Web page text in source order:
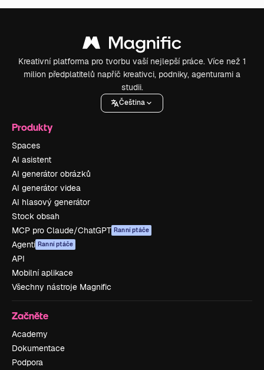
Kreativní platforma pro tvorbu vaší nejlepší práce. Více než 1
milion předplatitelů napříč kreativci, podniky, agenturami a
studii.
Čeština
Produkty
Spaces
AI asistent
AI generátor obrázků
AI generátor videa
AI hlasový generátor
Stock obsah
MCP pro Claude/ChatGPT Ranní ptáče
Agenti Ranní ptáče
API
Mobilní aplikace
Všechny nástroje Magnific
Začněte
Academy
Dokumentace
Podpora